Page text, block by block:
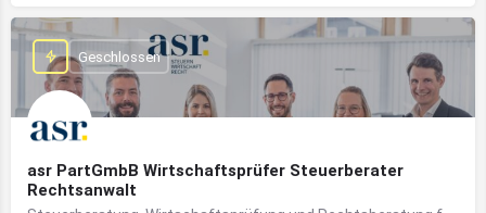
asr PartGmbB Wirtschaftsprüfer Steuerberater
Rechtsanwalt
Geschlossen